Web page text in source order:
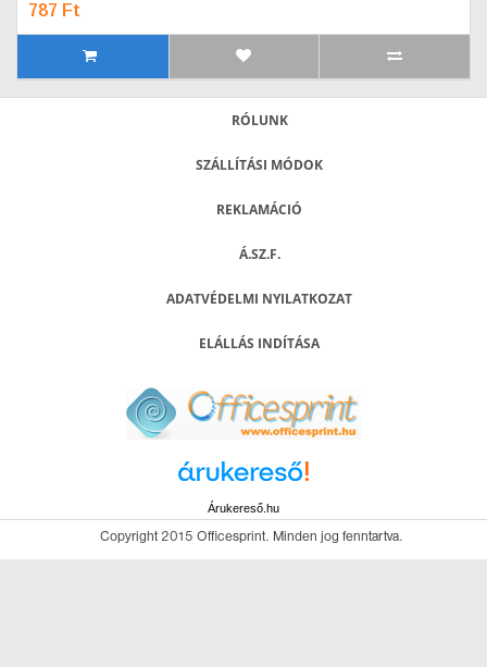
787 Ft
RÓLUNK
SZÁLLÍTÁSI MÓDOK
REKLAMÁCIÓ
Á.SZ.F.
ADATVÉDELMI NYILATKOZAT
ELÁLLÁS INDÍTÁSA
Árukereső.hu
Copyright 2015 Officesprint. Minden jog fenntartva.